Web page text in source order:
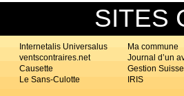
SITES
Ma commune
Journal d’un
Gestion Suisse
IRIS
Internetalis Universalus
ventscontraires.net
Causette
Le Sans-Culotte